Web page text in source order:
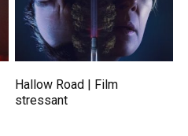
Hallow Road | Film
stressant